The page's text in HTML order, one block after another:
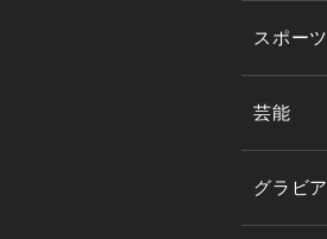
スポーツ
芸能
グラビア